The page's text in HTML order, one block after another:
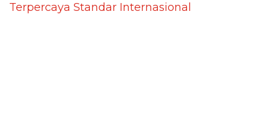
Terpercaya Standar Internasional